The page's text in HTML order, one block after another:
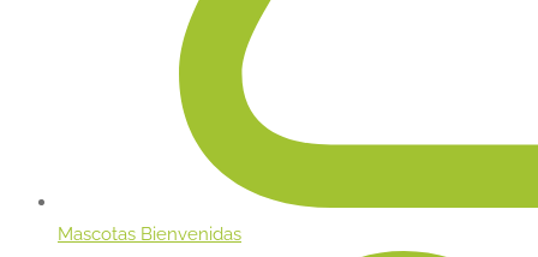
Mascotas Bienvenidas